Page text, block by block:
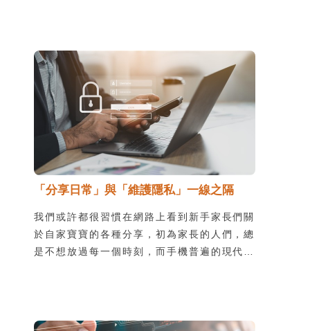
「分享日常」與「維護隱私」一線之隔
我們或許都很習慣在網路上看到新手家長們關
於自家寶寶的各種分享，初為家長的人們，總
是不想放過每一個時刻，而手機普遍的現代，
會間接侵害孩子的隱私。最可怕的隱患，便是